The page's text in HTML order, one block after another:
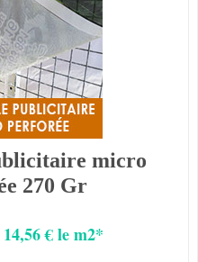
micro
270 Gr
€ le m2*